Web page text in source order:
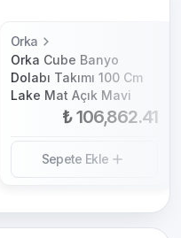
Orka
Orka Cube Banyo
Dolabı Takımı 100 Cm
Lake Mat Açık Mavi
₺ 106,862.41
Sepete Ekle